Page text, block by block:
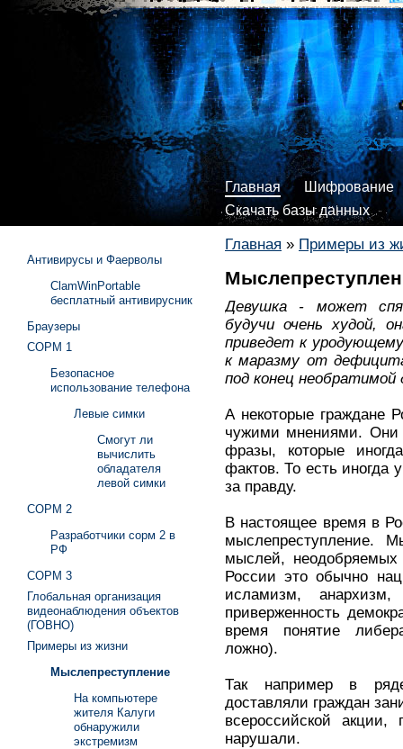
Главная
Шифрование
Скачать базы данных
Главная » Примеры из
Девушка - может
будучи очень худой,
приведет к
к маразму от
под конец необратимой
А некоторые граждане
чужими мнениями. Они
фразы, которые
фактов. То есть иногда
за правду.
В настоящее время в
мыслепреступление.
мыслей,
России это обычно
исламизм,
приверженность
время понятие
ложно).
Так например в
доставляли граждан
всероссийской
нарушали.
Антивирусы и Фаерволы
ClamWinPortable
бесплатный антивирусник
Браузеры
СОРМ 1
Безопасное
использование телефона
Левые симки
Смогут ли
вычислить
обладателя
левой симки
СОРМ 2
Разработчики сорм 2 в
РФ
СОРМ 3
Глобальная организация
видеонаблюдения объектов
(ГОВНО)
Примеры из жизни
Мыслепреступление
На компьютере
жителя Калуги
обнаружили
экстремизм